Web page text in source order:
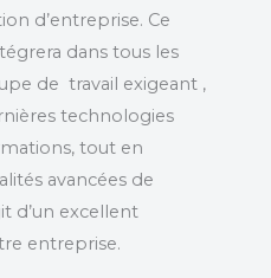
d’entreprise. Ce
dans tous les
de travail exigeant ,
technologies
tout en
avancées de
d’un excellent
entreprise.